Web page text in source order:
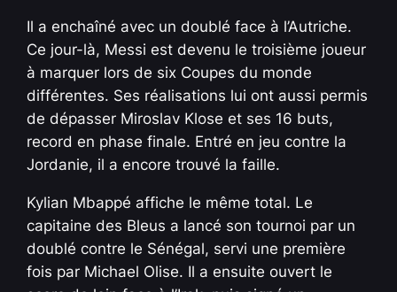
Il a enchaîné avec un doublé face à l’Autriche.
Ce jour-là, Messi est devenu le troisième joueur
à marquer lors de six Coupes du monde
différentes. Ses réalisations lui ont aussi permis
de dépasser Miroslav Klose et ses 16 buts,
record en phase finale. Entré en jeu contre la
Jordanie, il a encore trouvé la faille.
Kylian Mbappé affiche le même total. Le
capitaine des Bleus a lancé son tournoi par un
doublé contre le Sénégal, servi une première
fois par Michael Olise. Il a ensuite ouvert le